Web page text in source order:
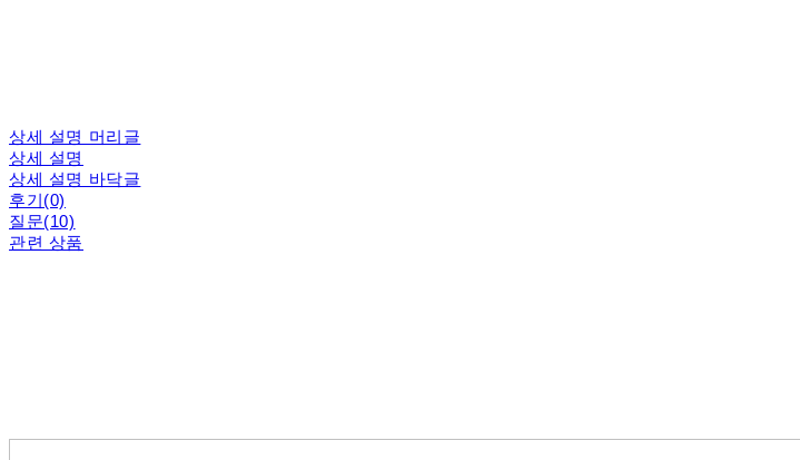
상세 설명 머리글
상세 설명
상세 설명 바닥글
후기(0)
질문(10)
관련 상품